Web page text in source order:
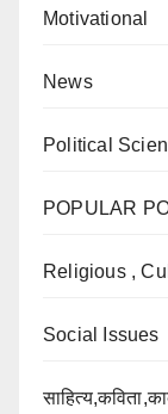
Motivational
News
Political
POPULAR
Religious ,
Social Issues